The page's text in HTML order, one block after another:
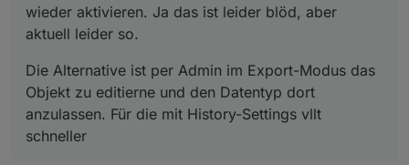
wieder aktivieren. Ja das ist leider blöd, aber
aktuell leider so.
Die Alternative ist per Admin im Export-Modus das
Objekt zu editierne und den Datentyp dort
anzulassen. Für die mit History-Settings vllt
schneller